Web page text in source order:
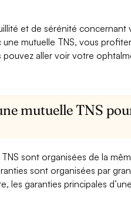
et de sérénité
une mutuelle TNS, vous
aller voir votre
mutuelle TNS
sont organisées de la
sont organisées par
les garanties principales